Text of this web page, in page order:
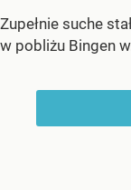
Zupełnie suche
w pobliżu Bingen